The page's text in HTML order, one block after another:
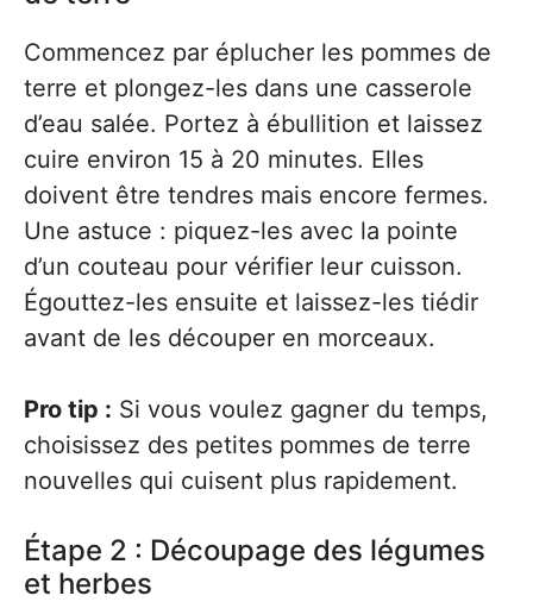
Commencez par éplucher les pommes de
terre et plongez-les dans une casserole
d’eau salée. Portez à ébullition et laissez
cuire environ 15 à 20 minutes. Elles
doivent être tendres mais encore fermes.
Une astuce : piquez-les avec la pointe
d’un couteau pour vérifier leur cuisson.
Égouttez-les ensuite et laissez-les tiédir
avant de les découper en morceaux.
Pro tip : Si vous voulez gagner du temps,
choisissez des petites pommes de terre
nouvelles qui cuisent plus rapidement.
Étape 2 : Découpage des légumes
et herbes